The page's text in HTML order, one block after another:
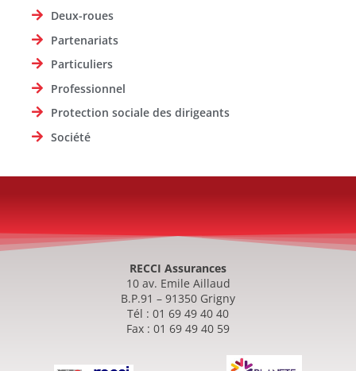
Deux-roues
Partenariats
Particuliers
Professionnel
Protection sociale des dirigeants
Société
RECCI Assurances
10 av. Emile Aillaud
B.P.91 – 91350 Grigny
Tél : 01 69 49 40 40
Fax : 01 69 49 40 59